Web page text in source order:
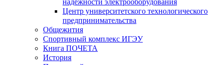
Центр университетского технологического
предпринимательства
Общежития
Спортивный комплекс ИГЭУ
Книга ПОЧЕТА
История